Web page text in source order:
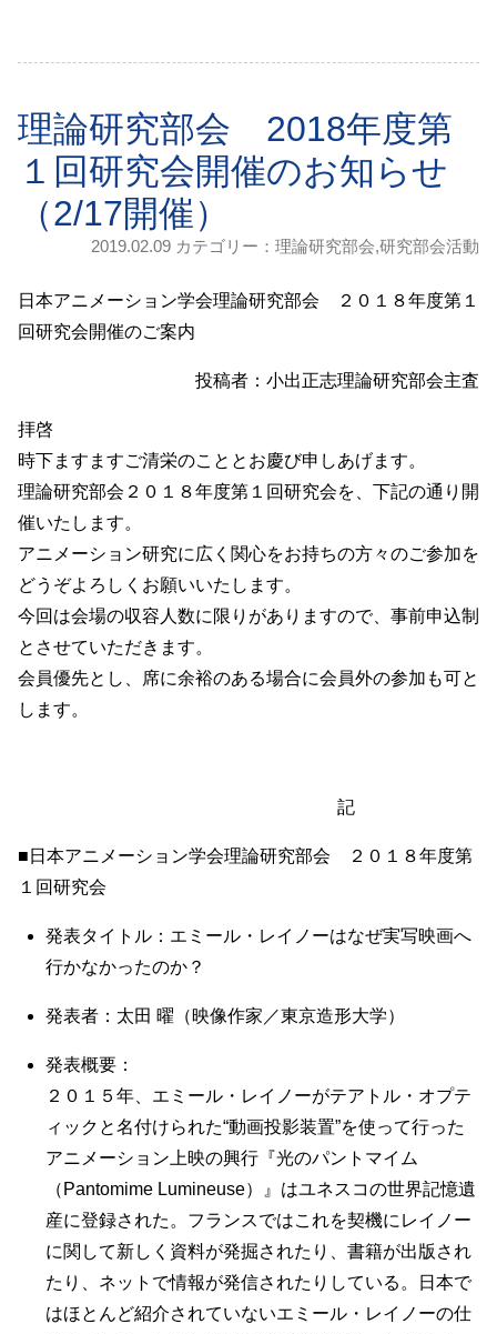
理論研究部会 2018年度第
１回研究会開催のお知らせ
（2/17開催）
2019.02.09 カテゴリー： 理論研究部会,研究部会活動
日本アニメーション学会理論研究部会 ２０１８年度第１
回研究会開催のご案内
投稿者： 小出正志理論研究部会主査
拝啓
時下ますますご清栄のこととお慶び申しあげます。
理論研究部会２０１８年度第１回研究会を、下記の通り開
催いたします。
アニメーション研究に広く関心をお持ちの方々のご参加を
どうぞよろしくお願いいたします。
今回は会場の収容人数に限りがありますので、事前申込制
とさせていただきます。
会員優先とし、席に余裕のある場合に会員外の参加も可と
します。
記
■日本アニメーション学会理論研究部会 ２０１８年度第
１回研究会
発表タイトル：エミール・レイノーはなぜ実写映画へ
行かなかったのか？
発表者：太田 曜（映像作家／東京造形大学）
発表概要：
２０１５年、エミール・レイノーがテアトル・オプテ
ィックと名付けられた“動画投影装置”を使って行った
アニメーション上映の興行『光のパントマイム
（Pantomime Lumineuse）』はユネスコの世界記憶遺
産に登録された。フランスではこれを契機にレイノー
に関して新しく資料が発掘されたり、書籍が出版され
たり、ネットで情報が発信されたりしている。日本で
はほとんど紹介されていないエミール・レイノーの仕